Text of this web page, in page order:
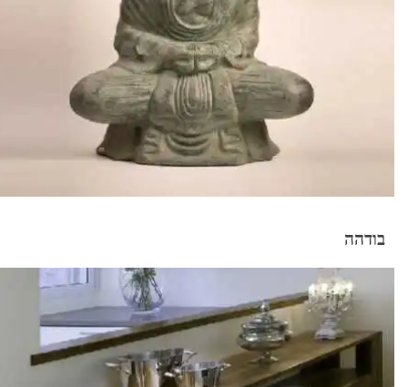
בודהה